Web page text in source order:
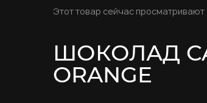
Этот товар сейчас просматривают
ШОКОЛАД
ORANGE